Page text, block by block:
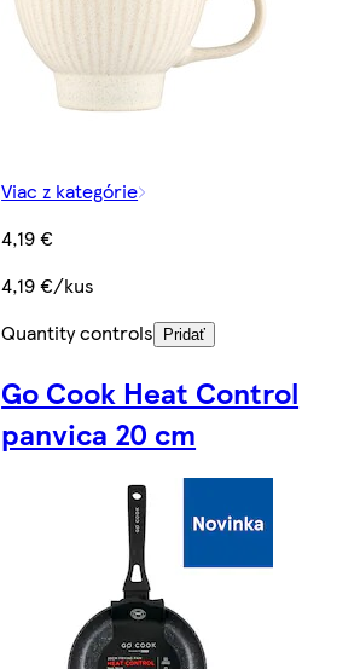
Viac z kategórie
4,19 €
4,19 €/kus
Quantity controls
Pridať
Go Cook Heat Control
panvica 20 cm